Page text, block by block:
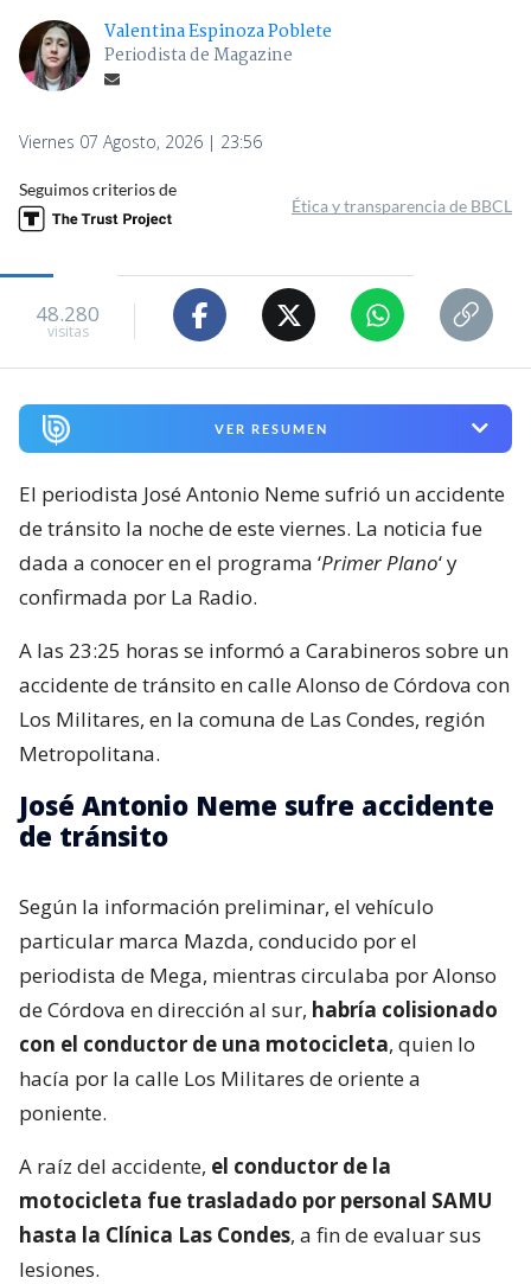
Valentina Espinoza Poblete
Periodista de Magazine
Viernes 07 Agosto, 2026 | 23:56
Seguimos criterios de
Ética y transparencia de BBCL
48.280
visitas
VER RESUMEN
El periodista José Antonio Neme sufrió un accidente
de tránsito la noche de este viernes. La noticia fue
dada a conocer en el programa ‘Primer Plano‘ y
confirmada por La Radio.
A las 23:25 horas se informó a Carabineros sobre un
accidente de tránsito en calle Alonso de Córdova con
Los Militares, en la comuna de Las Condes, región
Metropolitana.
José Antonio Neme sufre accidente
de tránsito
Según la información preliminar, el vehículo
particular marca Mazda, conducido por el
periodista de Mega, mientras circulaba por Alonso
de Córdova en dirección al sur, habría colisionado
con el conductor de una motocicleta, quien lo
hacía por la calle Los Militares de oriente a
poniente.
A raíz del accidente, el conductor de la
motocicleta fue trasladado por personal SAMU
hasta la Clínica Las Condes, a fin de evaluar sus
lesiones.